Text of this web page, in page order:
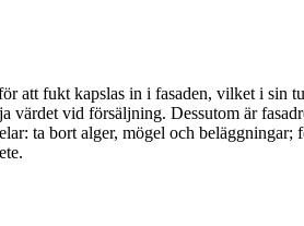
att fukt kapslas in i fasaden, vilket i sin
värdet vid försäljning. Dessutom är
ta bort alger, mögel och beläggningar;